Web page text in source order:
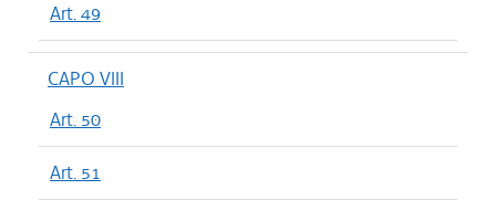
Art. 49
CAPO VIII
Art. 50
Art. 51